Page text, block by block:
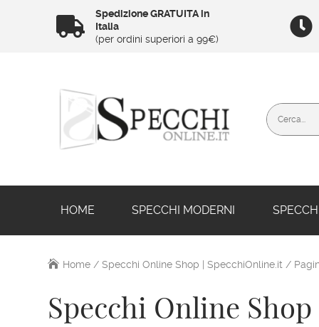

Spedizione GRATUITA in
Italia
(per ordini superiori a 99€)

HOME SPECCHI MODERNI
Home /Specchi Online Shop | SpecchiOnline.it /
Specchi Online